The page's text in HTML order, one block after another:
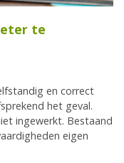
te
en correct
het geval.
ingewerkt. Bestaand
eigen